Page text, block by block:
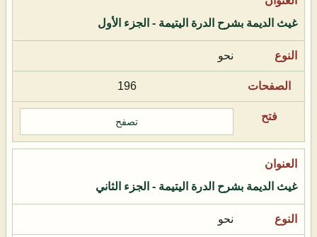
غيث الديمة بشرح الدرة اليتيمة - الجزء الأول
نحو
196
تصفح
غيث الديمة بشرح الدرة اليتيمة - الجزء الثاني
نحو